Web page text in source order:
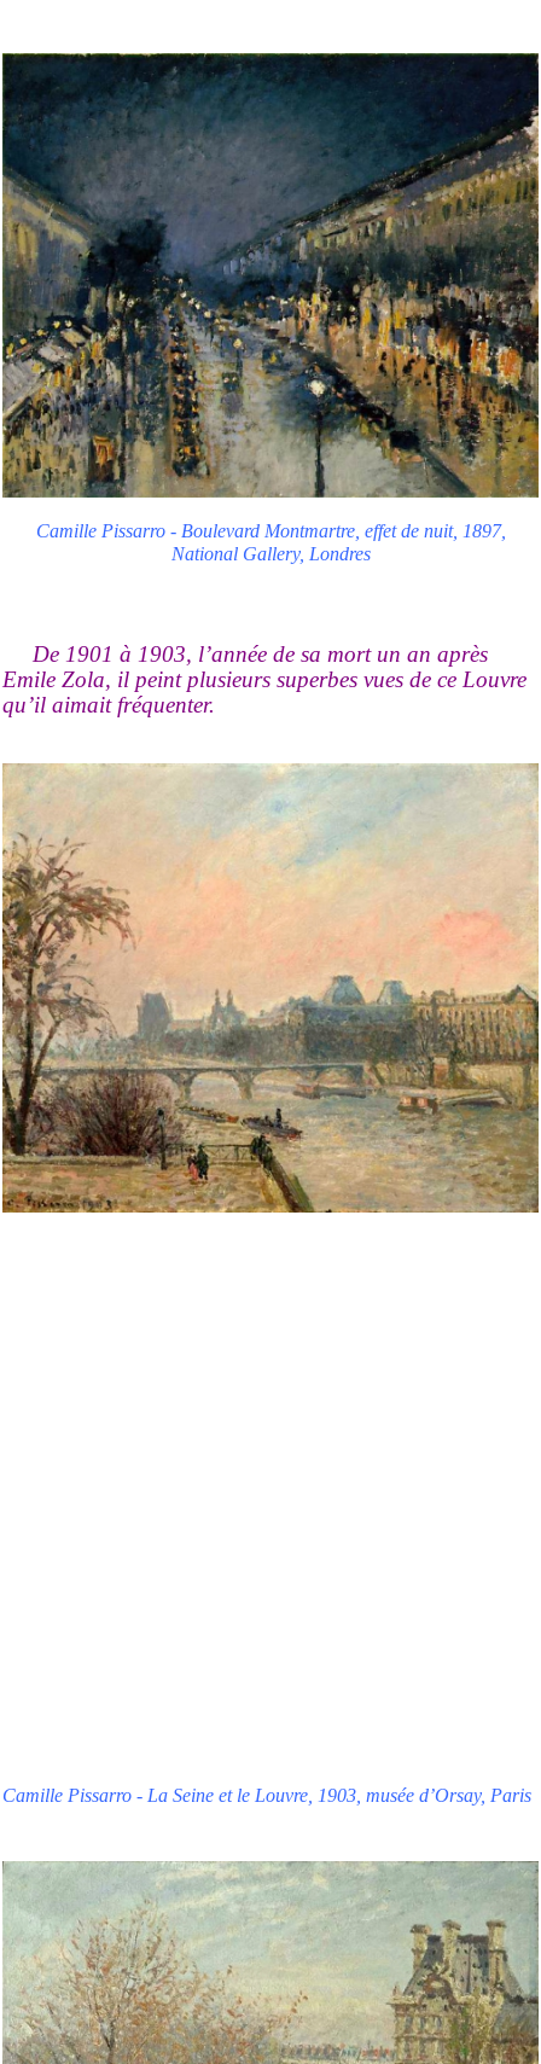
Camille Pissarro - Boulevard Montmartre, effet de nuit, 1897,
National Gallery, Londres
De 1901 à 1903, l’année de sa mort un an après
Emile Zola, il peint plusieurs superbes vues de ce Louvre
qu’il aimait fréquenter.
Camille Pissarro - La Seine et le Louvre, 1903, musée d’Orsay, Paris